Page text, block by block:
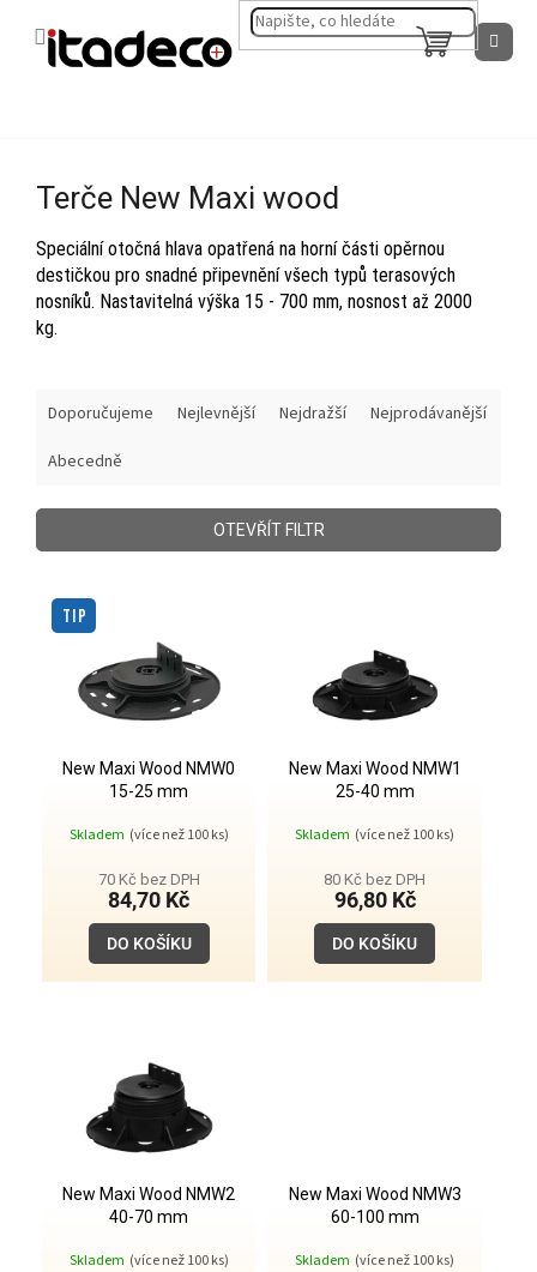
NÁKUPNÍ
KOŠÍK
Terče New Maxi wood
Speciální otočná hlava opatřená na horní části opěrnou
destičkou pro snadné připevnění všech typů terasových
nosníků. Nastavitelná výška 15 - 700 mm, nosnost až 2000
kg.
Ř
n
p
Doporučujeme Nejlevnější Nejdražší
Nejprodávanější
Abecedně
OTEVŘÍT FILTR
TIP
New Maxi Wood NMW0
15-25 mm
Skladem (více než 100 ks)
70 Kč bez DPH
84,70 Kč
DO KOŠÍKU
New Maxi Wood NMW1
25-40 mm
Skladem (více než 100 ks)
80 Kč bez DPH
96,80 Kč
DO KOŠÍKU
New Maxi Wood NMW2
40-70 mm
Skladem (více než 100 ks)
New Maxi Wood NMW3
60-100 mm
Skladem (více než 100 ks)